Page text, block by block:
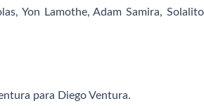
, Yon Lamothe, Adam Samira,Solalito
para Diego Ventura.